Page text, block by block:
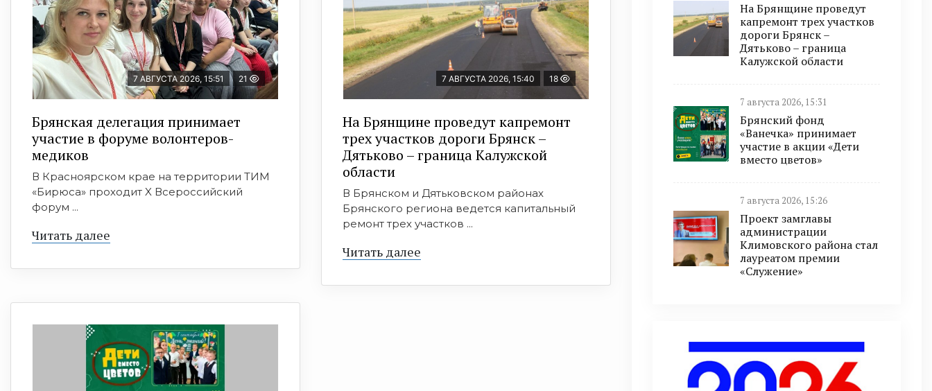
7 АВГУСТА 2026, 15:51 21
Брянская делегация принимает
участие в форуме волонтеров-
медиков
В Красноярском крае на территории ТИМ
«Бирюса» проходит X Всероссийский
форум ...
Читать далее
7 АВГУСТА 2026, 15:40 18
На Брянщине проведут капремонт
трех участков дороги Брянск –
Дятьково – граница Калужской
области
В Брянском и Дятьковском районах
Брянского региона ведется капитальный
ремонт трех участков ...
Читать далее
На Брянщине проведут
капремонт трех участков
дороги Брянск –
Дятьково – граница
Калужской области
7 августа 2026, 15:31
Брянский фонд
«Ванечка» принимает
участие в акции «Дети
вместо цветов»
7 августа 2026, 15:26
Проект замглавы
администрации
Климовского района стал
лауреатом премии
«Служение»